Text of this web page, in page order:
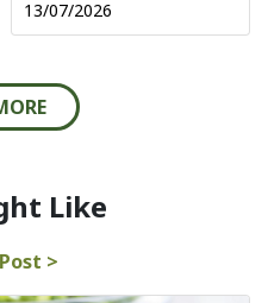
13/07/2026
Like
>